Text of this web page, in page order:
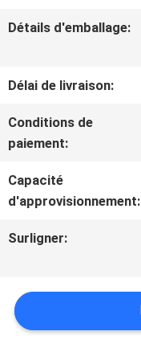
D'USINE
CONTRÔLE
DE
CONTACTEZ-
Détails d'emballage:
Délai de livraison:
Conditions de
paiement:
Capacité
d'approvisionnement:
Surligner: